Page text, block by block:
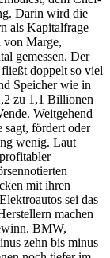
Darin wird die
als Kapitalfrage
von Marge,
gemessen. Der
doppelt so viel
Speicher wie in
zu 1,1 Billionen
Weitgehend
sagt, fördert oder
wenig. Laut
mit ihren
sei das
machen
BMW,
zehn bis minus